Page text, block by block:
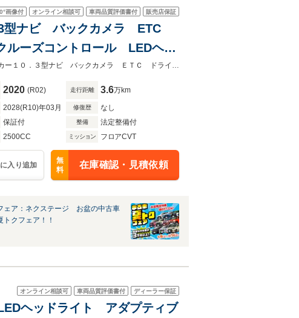
画像付 オンライン相談可 車両品質評価書付 販売店保証
型ナビ バックカメラ ETC
ルーズコントロール LEDヘッ
ア
★グループ約３０，０００台の在庫から取り寄せ可能！★禁煙車 メーカー１０．３型ナビ バックカメラ ＥＴＣ ドライブレコーダー 衝突軽減
2020 (R02) 走行距離 3.6万km
2028(R10)年03月 修復歴 なし
保証付 整備 法定整備付
2500CC ミッション フロアCVT
入り追加
無
料
在庫確認・見積依頼
ェア：ネクステージ お盆の中古車
トクフェア！！
オンライン相談可 車両品質評価書付 ディーラー保証
ヘッドライト アダプティブ